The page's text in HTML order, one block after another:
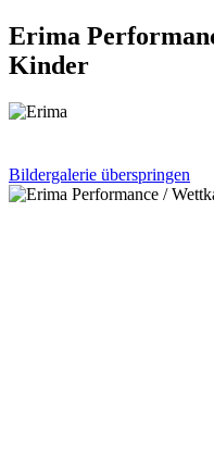
Erima
Kinder
Bildergalerie überspringen